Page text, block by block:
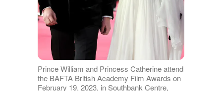
Prince William and Princess Catherine attend
the BAFTA British Academy Film Awards on
February 19, 2023, in Southbank Centre,